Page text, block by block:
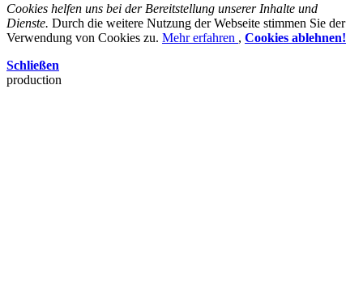
Cookies helfen uns bei der Bereitstellung unserer Inhalte und
Dienste. Durch die weitere Nutzung der Webseite stimmen Sie der
Verwendung von Cookies zu. Mehr erfahren , Cookies ablehnen!
Schließen
production